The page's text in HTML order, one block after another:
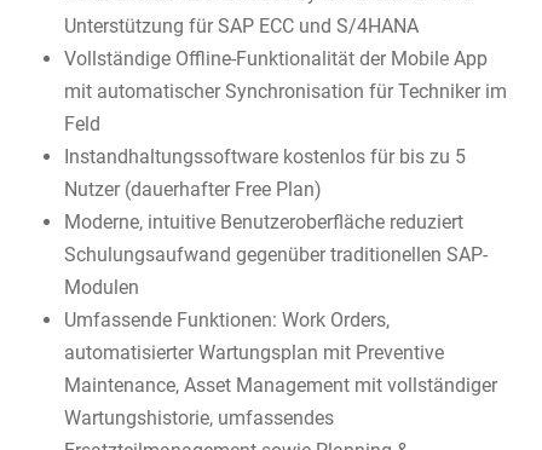
Unterstützung für SAP ECC und S/4HANA
Vollständige Offline-Funktionalität der Mobile App
mit automatischer Synchronisation für Techniker im
Feld
Instandhaltungssoftware kostenlos für bis zu 5
Nutzer (dauerhafter Free Plan)
Moderne, intuitive Benutzeroberfläche reduziert
Schulungsaufwand gegenüber traditionellen SAP-
Modulen
Umfassende Funktionen: Work Orders,
automatisierter Wartungsplan mit Preventive
Maintenance, Asset Management mit vollständiger
Wartungshistorie, umfassendes